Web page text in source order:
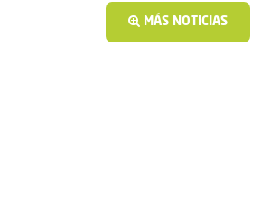
MÁS NOTICIAS